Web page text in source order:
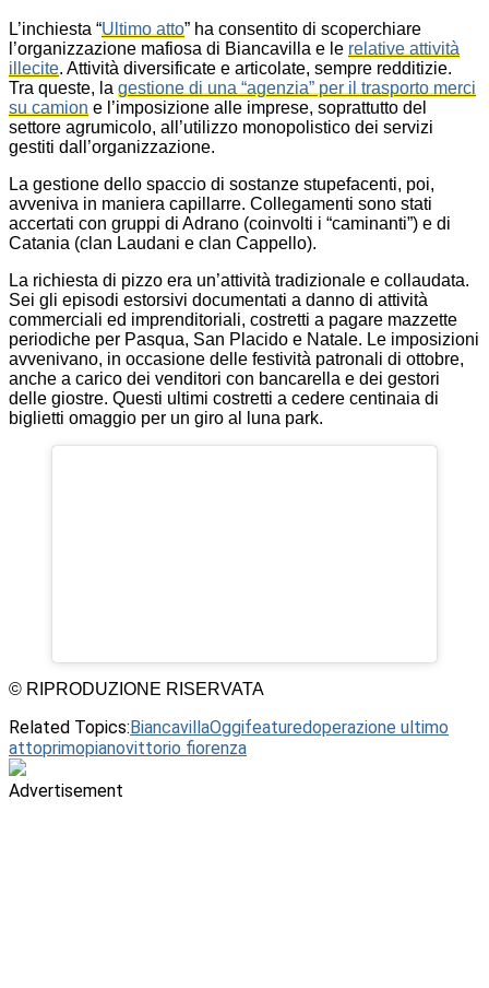
L’inchiesta “Ultimo atto” ha consentito di scoperchiare
l’organizzazione mafiosa di Biancavilla e le relative attività
illecite. Attività diversificate e articolate, sempre redditizie.
Tra queste, la gestione di una “agenzia” per il trasporto merci
su camion e l’imposizione alle imprese, soprattutto del
settore agrumicolo, all’utilizzo monopolistico dei servizi
gestiti dall’organizzazione.
La gestione dello spaccio di sostanze stupefacenti, poi,
avveniva in maniera capillarre. Collegamenti sono stati
accertati con gruppi di Adrano (coinvolti i “caminanti”) e di
Catania (clan Laudani e clan Cappello).
La richiesta di pizzo era un’attività tradizionale e collaudata.
Sei gli episodi estorsivi documentati a danno di attività
commerciali ed imprenditoriali, costretti a pagare mazzette
periodiche per Pasqua, San Placido e Natale. Le imposizioni
avvenivano, in occasione delle festività patronali di ottobre,
anche a carico dei venditori con bancarella e dei gestori
delle giostre. Questi ultimi costretti a cedere centinaia di
biglietti omaggio per un giro al luna park.
© RIPRODUZIONE RISERVATA
Related Topics: BiancavillaOggifeaturedoperazione ultimo
attoprimopianovittorio fiorenza
Advertisement